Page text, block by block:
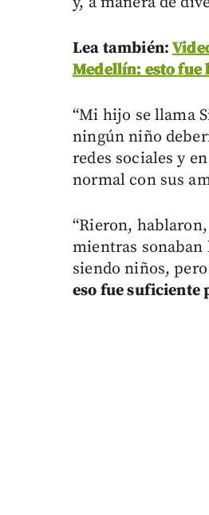
Lea también:
Medellín: esto fue
“Mi hijo se llama
ningún niño
redes sociales y
normal con sus
“Rieron,
mientras
siendo niños,
eso fue suficiente